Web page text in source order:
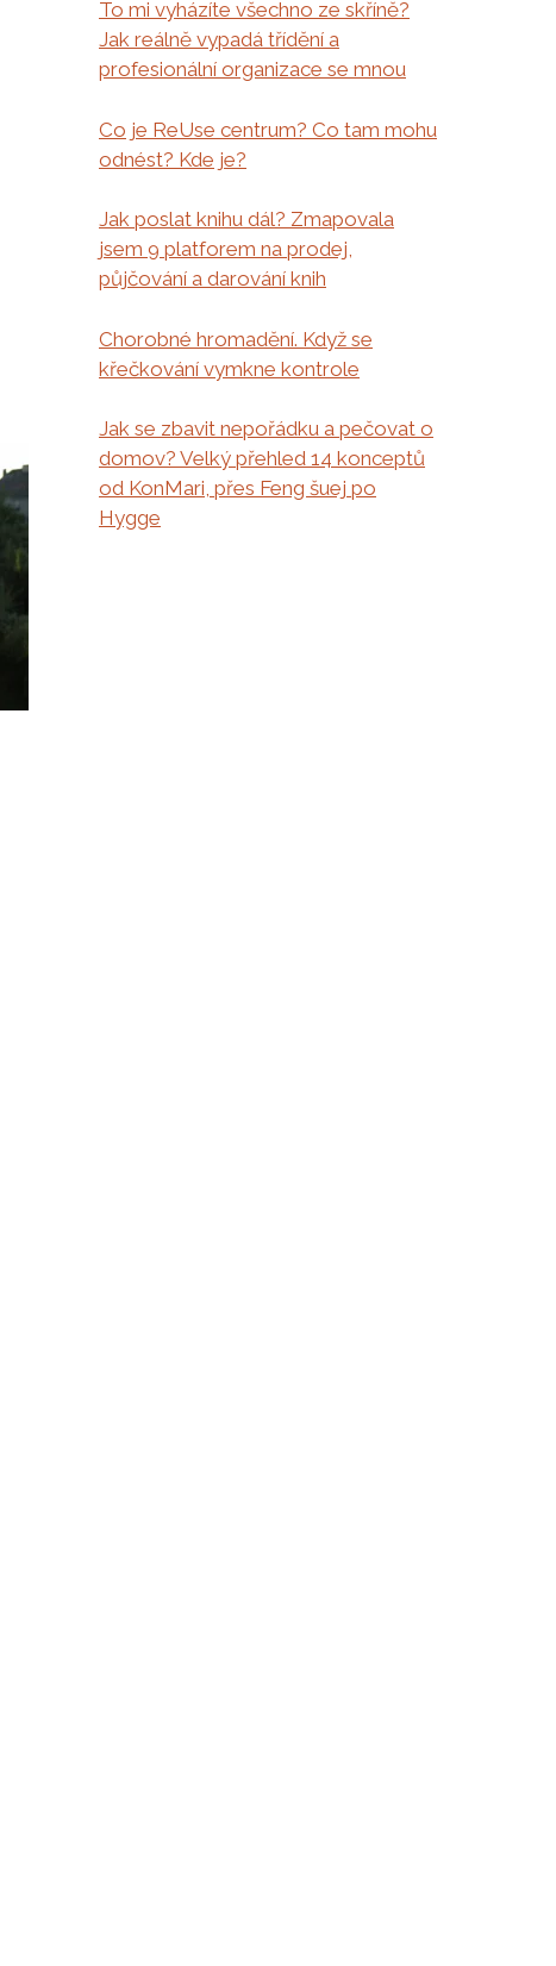
To mi vyházíte všechno ze skříně?
Jak reálně vypadá třídění a
profesionální organizace se mnou
Co je ReUse centrum? Co tam mohu
odnést? Kde je?
Jak poslat knihu dál? Zmapovala
jsem 9 platforem na prodej,
půjčování a darování knih
Chorobné hromadění. Když se
křečkování vymkne kontrole
Jak se zbavit nepořádku a pečovat o
domov? Velký přehled 14 konceptů
od KonMari, přes Feng šuej po
Hygge